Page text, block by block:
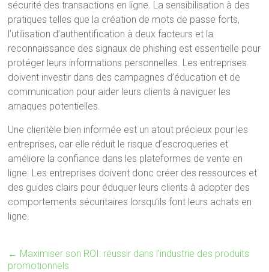
sécurité des transactions en ligne. La sensibilisation à des
pratiques telles que la création de mots de passe forts,
l’utilisation d’authentification à deux facteurs et la
reconnaissance des signaux de phishing est essentielle pour
protéger leurs informations personnelles. Les entreprises
doivent investir dans des campagnes d’éducation et de
communication pour aider leurs clients à naviguer les
arnaques potentielles.
Une clientèle bien informée est un atout précieux pour les
entreprises, car elle réduit le risque d’escroqueries et
améliore la confiance dans les plateformes de vente en
ligne. Les entreprises doivent donc créer des ressources et
des guides clairs pour éduquer leurs clients à adopter des
comportements sécuritaires lorsqu’ils font leurs achats en
ligne.
← Maximiser son ROI: réussir dans l’industrie des produits
promotionnels